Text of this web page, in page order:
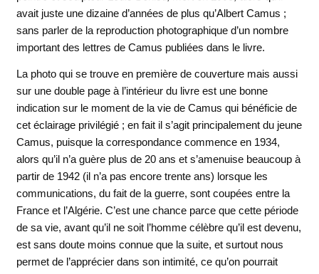
avait juste une dizaine d’années de plus qu’Albert Camus ;
sans parler de la reproduction photographique d’un nombre
important des lettres de Camus publiées dans le livre.
La photo qui se trouve en première de couverture mais aussi
sur une double page à l’intérieur du livre est une bonne
indication sur le moment de la vie de Camus qui bénéficie de
cet éclairage privilégié ; en fait il s’agit principalement du jeune
Camus, puisque la correspondance commence en 1934,
alors qu’il n’a guère plus de 20 ans et s’amenuise beaucoup à
partir de 1942 (il n’a pas encore trente ans) lorsque les
communications, du fait de la guerre, sont coupées entre la
France et l’Algérie. C’est une chance parce que cette période
de sa vie, avant qu’il ne soit l’homme célèbre qu’il est devenu,
est sans doute moins connue que la suite, et surtout nous
permet de l’apprécier dans son intimité, ce qu’on pourrait